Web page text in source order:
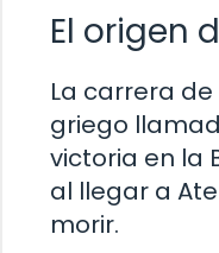
El origen
La carrera
griego
victoria en la
al llegar a
morir.